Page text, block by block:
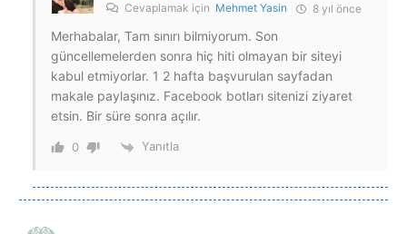
Cevaplamak için Mehmet Yasin 8 yıl önce
Merhabalar, Tam sınırı bilmiyorum. Son
güncellemelerden sonra hiç hiti olmayan bir siteyi
kabul etmiyorlar. 1 2 hafta başvurulan sayfadan
makale paylaşınız. Facebook botları sitenizi ziyaret
etsin. Bir süre sonra açılır.
0 Yanıtla